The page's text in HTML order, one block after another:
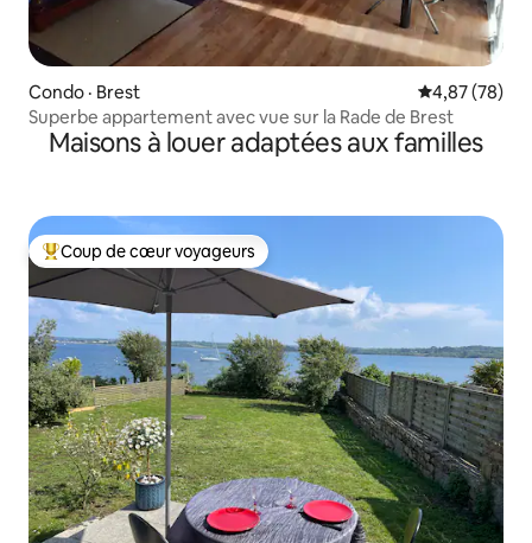
Condo · Brest Note
4,87 (78)
Superbe appartement avec vue sur la Rade de Brest
Maisons à louer adaptées aux familles
Coup de cœur voyageurs parmi les plus aimés
Coup de cœur voyageurs